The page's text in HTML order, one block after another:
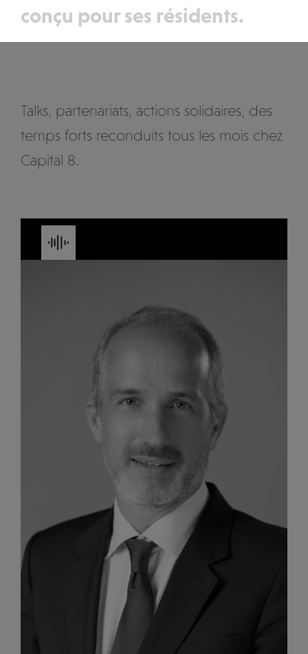
conçu pour ses résidents.
Talks, partenariats, actions solidaires, des
temps forts reconduits tous les mois chez
Capital 8.